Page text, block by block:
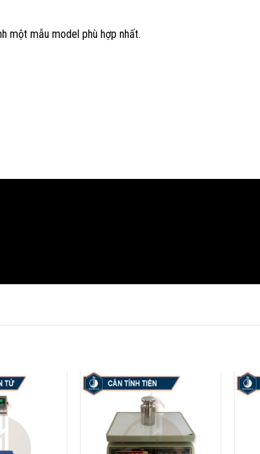
một mẫu model phù hợp nhất.